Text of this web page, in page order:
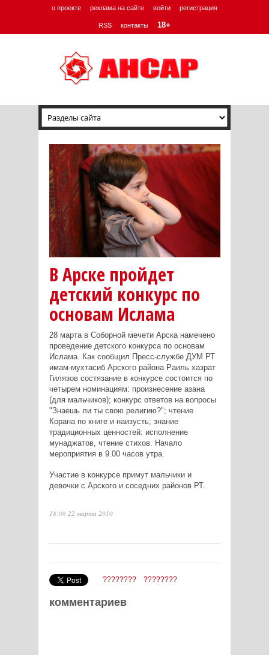
о проекте реклама на сайте войти регистрация
RSS контакты 18+
В Арске пройдет
детский конкурс по
основам Ислама
28 марта в Соборной мечети Арска намечено
проведение детского конкурса по основам
Ислама. Как сообщил Пресс-службе ДУМ РТ
имам-мухтасиб Арского района Раиль хазрат
Гилязов состязание в конкурсе состоится по
четырем номинациям: произнесение азана
(для мальчиков); конкурс ответов на вопросы
"Знаешь ли ты свою религию?"; чтение
Корана по книге и наизусть; знание
традиционных ценностей: исполнение
мунаджатов, чтение стихов. Начало
мероприятия в 9.00 часов утра.
Участие в конкурсе примут мальчики и
девочки с Арского и соседних районов РТ.
18:08 22 марта 2010
???????? ????????
комментариев